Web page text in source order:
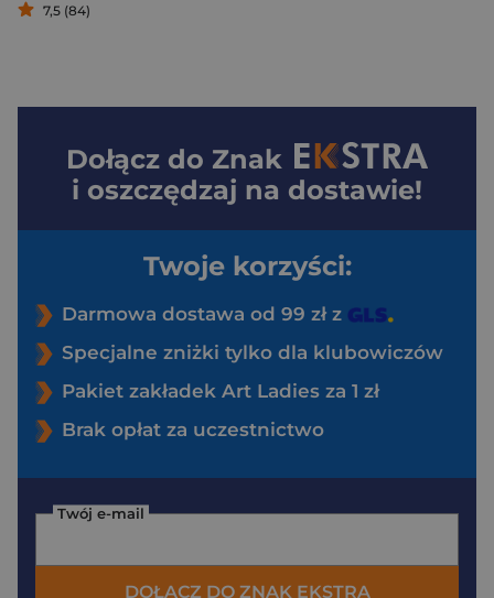
7,5 (84)
Dołącz do Znak
i oszczędzaj na dostawie!
Twoje korzyści:
Darmowa dostawa od 99 zł z
Specjalne zniżki tylko dla klubowiczów
Pakiet zakładek Art Ladies za 1 zł
Brak opłat za uczestnictwo
Twój e-mail
DOŁĄCZ DO ZNAK EKSTRA